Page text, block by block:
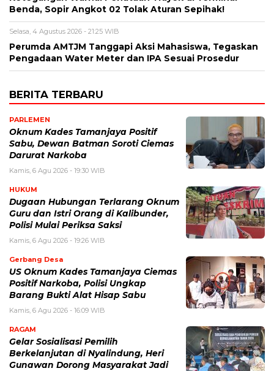
Benda, Sopir Angkot 02 Tolak Aturan Sepihak!
Selasa, 4 Agustus 2026 - 21:25 WIB
Perumda AMTJM Tanggapi Aksi Mahasiswa, Tegaskan
Pengadaan Water Meter dan IPA Sesuai Prosedur
BERITA TERBARU
PARLEMEN
Oknum Kades Tamanjaya Positif
Sabu, Dewan Batman Soroti Ciemas
Darurat Narkoba
Kamis, 6 Agu 2026 - 19:30 WIB
HUKUM
Dugaan Hubungan Terlarang Oknum
Guru dan Istri Orang di Kalibunder,
Polisi Mulai Periksa Saksi
Kamis, 6 Agu 2026 - 19:26 WIB
Gerbang Desa
US Oknum Kades Tamanjaya Ciemas
Positif Narkoba, Polisi Ungkap
Barang Bukti Alat Hisap Sabu
Kamis, 6 Agu 2026 - 16:09 WIB
RAGAM
Gelar Sosialisasi Pemilih
Berkelanjutan di Nyalindung, Heri
Gunawan Dorong Masyarakat Jadi